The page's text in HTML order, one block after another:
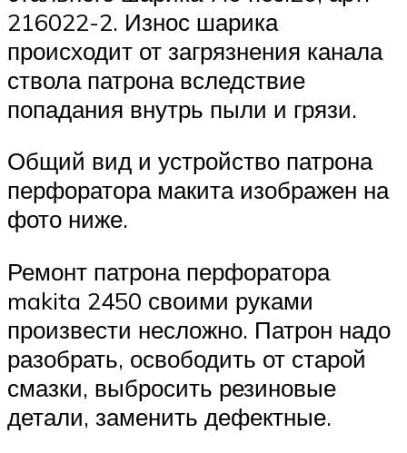
216022-2. Износ шарика
происходит от загрязнения канала
ствола патрона вследствие
попадания внутрь пыли и грязи.
Общий вид и устройство патрона
перфоратора макита изображен на
фото ниже.
Ремонт патрона перфоратора
makita 2450 своими руками
произвести несложно. Патрон надо
разобрать, освободить от старой
смазки, выбросить резиновые
детали, заменить дефектные.